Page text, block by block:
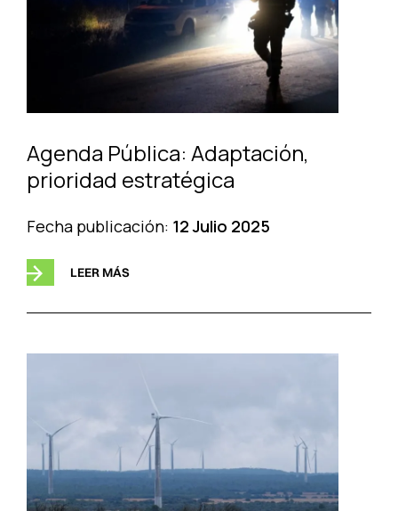
Agenda Pública: Adaptación,
prioridad estratégica
Fecha publicación: 12 Julio 2025
LEER MÁS